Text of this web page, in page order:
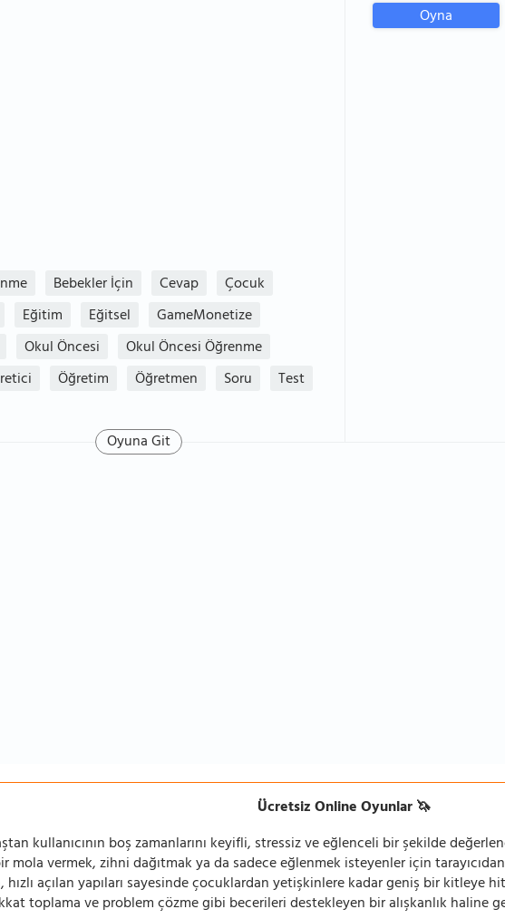
Bebekler İçin Cevap
Çocuk
Eğitim Eğitsel
GameMonetize
Okul Öncesi
Okul Öncesi Öğrenme
Öğretim Öğretmen Soru
Test
Oyna
Oyuna Git
Ücretsiz Online Oyunlar 🦄
kullanıcının boş zamanlarını keyifli, stressiz ve eğlenceli bir şekilde
mola vermek, zihni dağıtmak ya da sadece eğlenmek isteyenler için
açılan yapıları sayesinde çocuklardan yetişkinlere kadar geniş bir kitleye
toplama ve problem çözme gibi becerileri destekleyen bir alışkanlık haline